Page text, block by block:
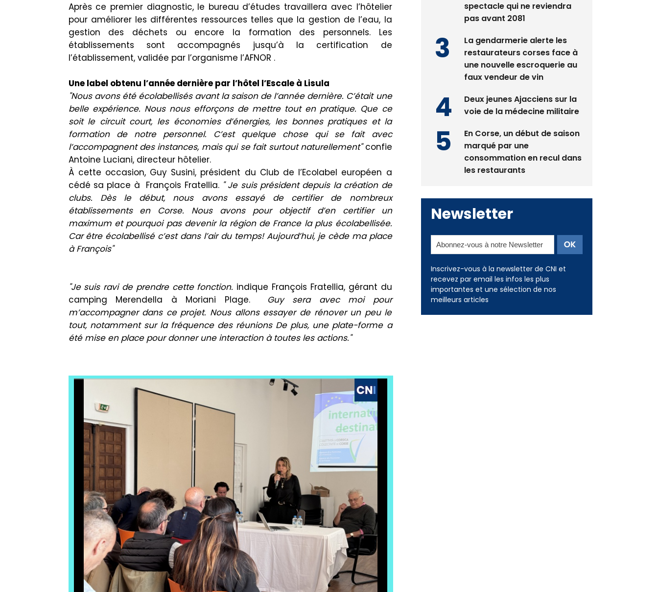
Après ce premier diagnostic, le bureau d’études travaillera avec l’hôtelier
pour améliorer les différentes ressources telles que la gestion de l’eau, la
gestion des déchets ou encore la formation des personnels. Les
établissements sont accompagnés jusqu’à la certification de
l’établissement, validée par l’organisme l’AFNOR .
Une label obtenu l’année dernière par l’hôtel l’Escale à Lisula
"Nous avons été écolabellisés avant la saison de l’année dernière. C’était une
belle expérience. Nous nous efforçons de mettre tout en pratique. Que ce
soit le circuit court, les économies d’énergies, les bonnes pratiques et la
formation de notre personnel. C’est quelque chose qui se fait avec
l’accompagnent des instances, mais qui se fait surtout naturellement"confie
Antoine Luciani, directeur hôtelier.
À cette occasion, Guy Susini, président du Club de l’Ecolabel européen a
cédé sa place à François Fratellia. " Je suis président depuis la création de
clubs. Dès le début, nous avons essayé de certifier de nombreux
établissements en Corse. Nous avons pour objectif d’en certifier un
maximum et pourquoi pas devenir la région de France la plus écolabellisée.
Car être écolabellisé c’est dans l’air du temps! Aujourd’hui, je cède ma place
à François"
"Je suis ravi de prendre cette fonction. indique François Fratellia, gérant du
camping Merendella à Moriani Plage.
Guy sera avec moi pour
m’accompagner dans ce projet. Nous allons essayer de rénover un peu le
tout, notamment sur la fréquence des réunions De plus, une plate-forme a
été mise en place pour donner une interaction à toutes les actions."
La gendarmerie alerte les
une nouvelle escroquerie au
faux vendeur de vin
Deux jeunes Ajacciens sur la
En Corse, un début de saison
consommation en recul dans
les restaurants
Inscrivez-vous à la newsletter de CNI et
recevez par email les infos les plus
importantes et une sélection de nos